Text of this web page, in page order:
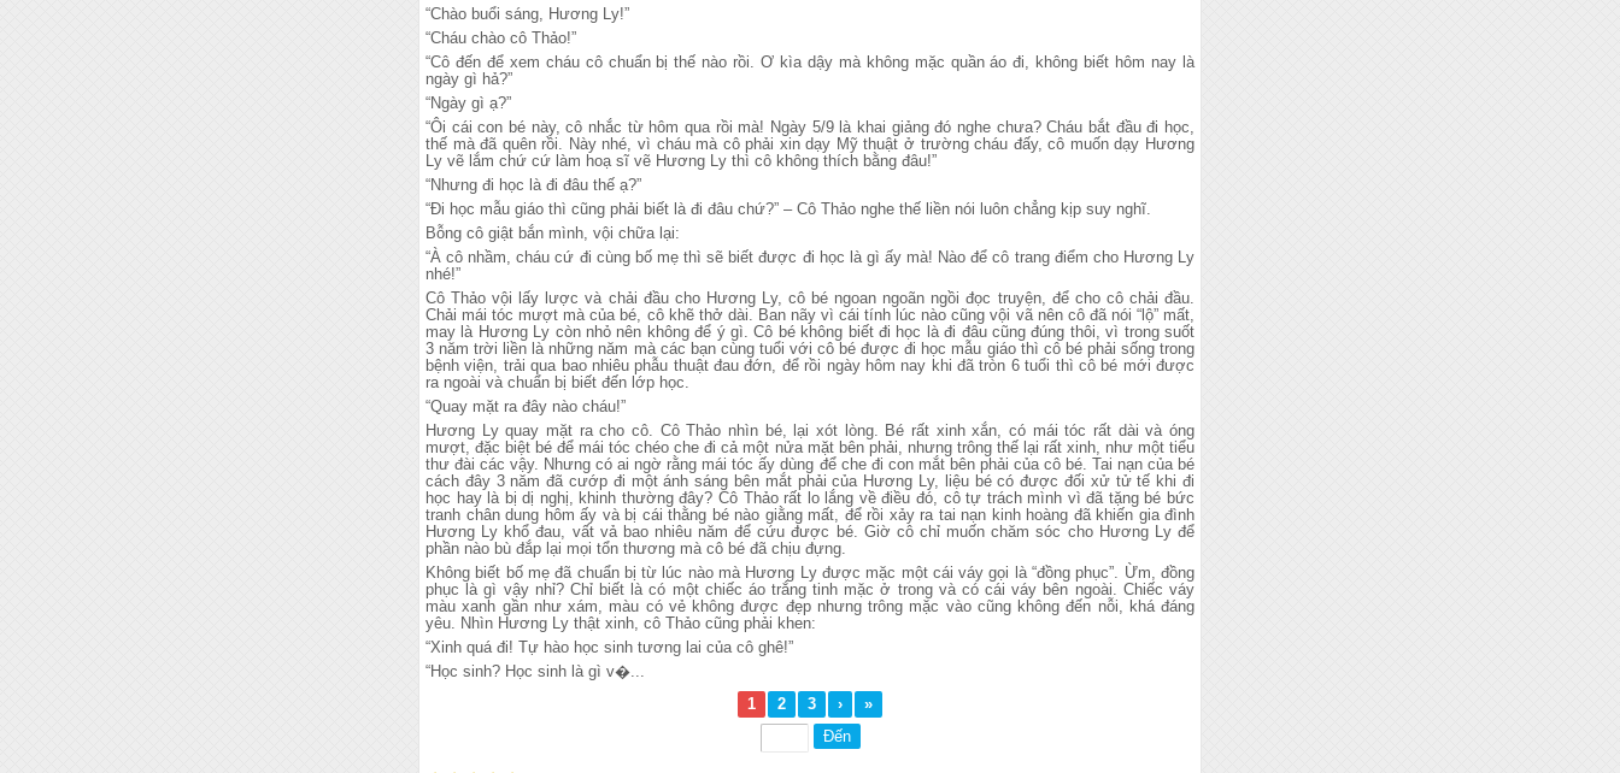
“Chào buổi sáng, Hương Ly!”
“Cháu chào cô Thảo!”
“Cô đến để xem cháu cô chuẩn bị thế nào rồi. Ơ kìa dậy mà không mặc quần áo đi, không biết hôm nay là
ngày gì hả?”
“Ngày gì ạ?”
“Ôi cái con bé này, cô nhắc từ hôm qua rồi mà! Ngày 5/9 là khai giảng đó nghe chưa? Cháu bắt đầu đi học,
thế mà đã quên rồi. Này nhé, vì cháu mà cô phải xin dạy Mỹ thuật ở trường cháu đấy, cô muốn dạy Hương
Ly vẽ lắm chứ cứ làm hoạ sĩ vẽ Hương Ly thì cô không thích bằng đâu!”
“Nhưng đi học là đi đâu thế ạ?”
“Đi học mẫu giáo thì cũng phải biết là đi đâu chứ?” – Cô Thảo nghe thế liền nói luôn chẳng kịp suy nghĩ.
Bỗng cô giật bắn mình, vội chữa lại:
“À cô nhầm, cháu cứ đi cùng bố mẹ thì sẽ biết được đi học là gì ấy mà! Nào để cô trang điểm cho Hương Ly
nhé!”
Cô Thảo vội lấy lược và chải đầu cho Hương Ly, cô bé ngoan ngoãn ngồi đọc truyện, để cho cô chải đầu.
Chải mái tóc mượt mà của bé, cô khẽ thở dài. Ban nãy vì cái tính lúc nào cũng vội vã nên cô đã nói “lộ” mất,
may là Hương Ly còn nhỏ nên không để ý gì. Cô bé không biết đi học là đi đâu cũng đúng thôi, vì trong suốt
3 năm trời liền là những năm mà các bạn cùng tuổi với cô bé được đi học mẫu giáo thì cô bé phải sống trong
bệnh viện, trải qua bao nhiêu phẫu thuật đau đớn, để rồi ngày hôm nay khi đã tròn 6 tuổi thì cô bé mới được
ra ngoài và chuẩn bị biết đến lớp học.
“Quay mặt ra đây nào cháu!”
Hương Ly quay mặt ra cho cô. Cô Thảo nhìn bé, lại xót lòng. Bé rất xinh xắn, có mái tóc rất dài và óng
mượt, đặc biệt bé để mái tóc chéo che đi cả một nửa mặt bên phải, nhưng trông thế lại rất xinh, như một tiểu
thư đài các vậy. Nhưng có ai ngờ rằng mái tóc ấy dùng để che đi con mắt bên phải của cô bé. Tai nạn của bé
cách đây 3 năm đã cướp đi một ánh sáng bên mắt phải của Hương Ly, liệu bé có được đối xử tử tế khi đi
học hay là bị dị nghị, khinh thường đây? Cô Thảo rất lo lắng về điều đó, cô tự trách mình vì đã tặng bé bức
tranh chân dung hôm ấy và bị cái thằng bé nào giằng mất, để rồi xảy ra tai nạn kinh hoàng đã khiến gia đình
Hương Ly khổ đau, vất vả bao nhiêu năm để cứu được bé. Giờ cô chỉ muốn chăm sóc cho Hương Ly để
phần nào bù đắp lại mọi tổn thương mà cô bé đã chịu đựng.
Không biết bố mẹ đã chuẩn bị từ lúc nào mà Hương Ly được mặc một cái váy gọi là “đồng phục”. Ừm, đồng
phục là gì vậy nhỉ? Chỉ biết là có một chiếc áo trắng tinh mặc ở trong và có cái váy bên ngoài. Chiếc váy
màu xanh gần như xám, màu có vẻ không được đẹp nhưng trông mặc vào cũng không đến nỗi, khá đáng
yêu. Nhìn Hương Ly thật xinh, cô Thảo cũng phải khen:
“Xinh quá đi! Tự hào học sinh tương lai của cô ghê!”
“Học sinh? Học sinh là gì v�...
1
2 3 › »